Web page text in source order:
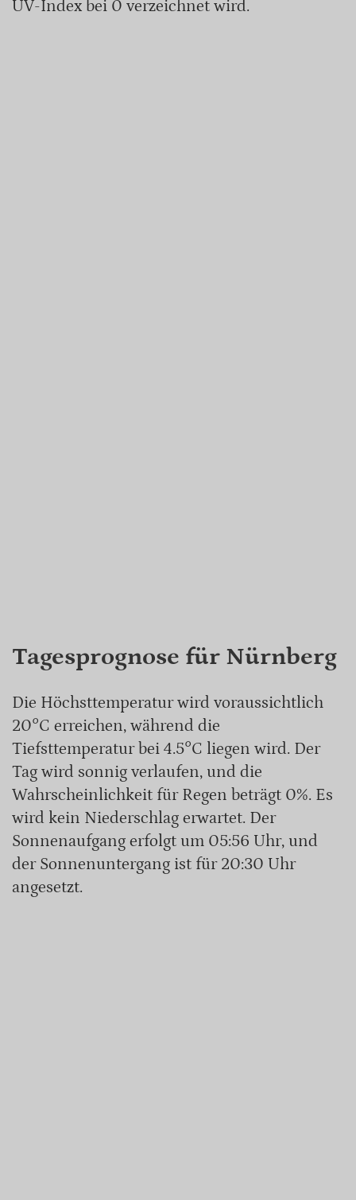
UV-Index bei 0 verzeichnet wird.
Tagesprognose für Nürnberg
Die Höchsttemperatur wird voraussichtlich
20°C erreichen, während die
Tiefsttemperatur bei 4.5°C liegen wird. Der
Tag wird sonnig verlaufen, und die
Wahrscheinlichkeit für Regen beträgt 0%. Es
wird kein Niederschlag erwartet. Der
Sonnenaufgang erfolgt um 05:56 Uhr, und
der Sonnenuntergang ist für 20:30 Uhr
angesetzt.